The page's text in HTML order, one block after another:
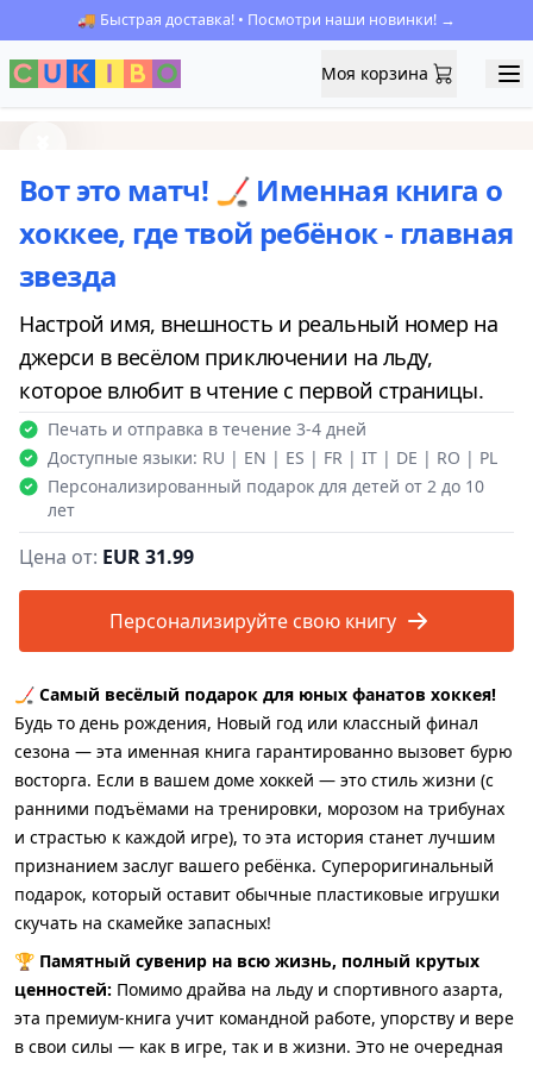
🚚 Быстрая доставка! • Посмотри наши новинки! →
Моя корзина
Моя корзина
Вот это матч! 🏒 Именная книга о
хоккее, где твой ребёнок - главная
звезда
Настрой имя, внешность и реальный номер на
джерси в весёлом приключении на льду,
которое влюбит в чтение с первой страницы.
Печать и отправка в течение 3-4 дней
Доступные языки: RU | EN | ES | FR | IT | DE | RO | PL
Персонализированный подарок для детей от 2 до 10
лет
Цена от: EUR 31.99
Персонализируйте свою книгу
🏒 Самый весёлый подарок для юных фанатов хоккея!
Будь то день рождения, Новый год или классный финал
сезона — эта именная книга гарантированно вызовет бурю
восторга. Если в вашем доме хоккей — это стиль жизни (с
ранними подъёмами на тренировки, морозом на трибунах
и страстью к каждой игре), то эта история станет лучшим
признанием заслуг вашего ребёнка. Супероригинальный
подарок, который оставит обычные пластиковые игрушки
скучать на скамейке запасных!
🏆 Памятный сувенир на всю жизнь, полный крутых
ценностей: Помимо драйва на льду и спортивного азарта,
эта премиум-книга учит командной работе, упорству и вере
в свои силы — как в игре, так и в жизни. Это не очередная